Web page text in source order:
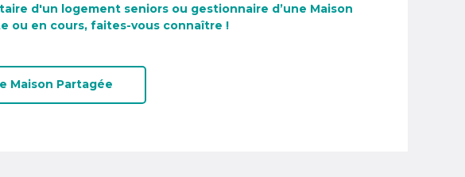
d'un logement seniors ou gestionnaire d’une Maison
ou en cours, faites-vous connaître !
Maison Partagée